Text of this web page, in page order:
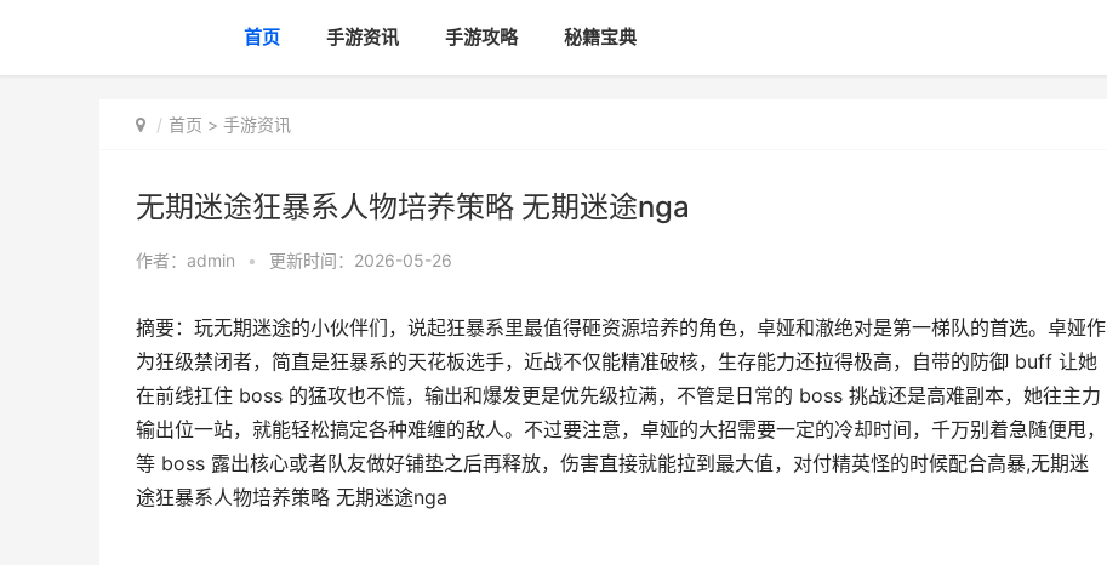
首页 手游资讯 手游攻略 秘籍宝典
首页 > 手游资讯
无期迷途狂暴系人物培养策略 无期迷途nga
作者： admin • 更新时间：2026-05-26
摘要：玩无期迷途的小伙伴们，说起狂暴系里最值得砸资源培养的角色，卓娅和澈绝对是第一梯队的首选。卓娅作
为狂级禁闭者，简直是狂暴系的天花板选手，近战不仅能精准破核，生存能力还拉得极高，自带的防御 buff 让她
在前线扛住 boss 的猛攻也不慌，输出和爆发更是优先级拉满，不管是日常的 boss 挑战还是高难副本，她往主力
输出位一站，就能轻松搞定各种难缠的敌人。不过要注意，卓娅的大招需要一定的冷却时间，千万别着急随便甩，
等 boss 露出核心或者队友做好铺垫之后再释放，伤害直接就能拉到最大值，对付精英怪的时候配合高暴,无期迷
途狂暴系人物培养策略 无期迷途nga